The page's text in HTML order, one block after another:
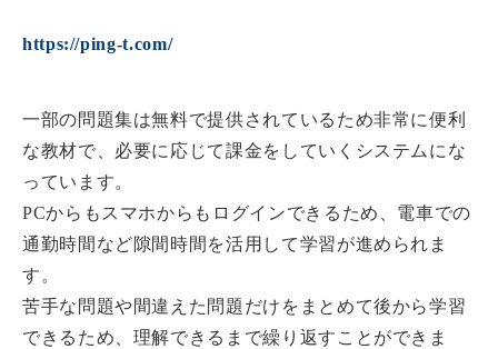
https://ping-t.com/
一部の問題集は無料で提供されているため非常に便利
な教材で、必要に応じて課金をしていくシステムにな
っています。
PCからもスマホからもログインできるため、電車での
通勤時間など隙間時間を活用して学習が進められま
す。
苦手な問題や間違えた問題だけをまとめて後から学習
できるため、理解できるまで繰り返すことができま